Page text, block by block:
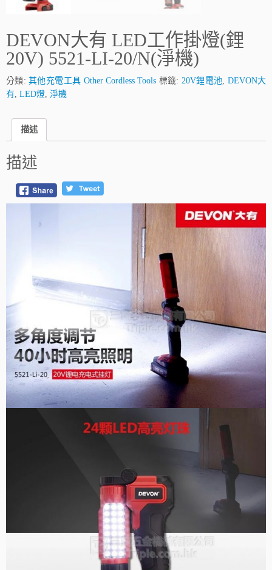
DEVON大有 LED工作掛燈(鋰
20V) 5521-LI-20/N(淨機)
分類:其他充電工具 Other Cordless Tools 標籤: 20V鋰電池
DEVON大
有 LED燈 淨機
描述
描述